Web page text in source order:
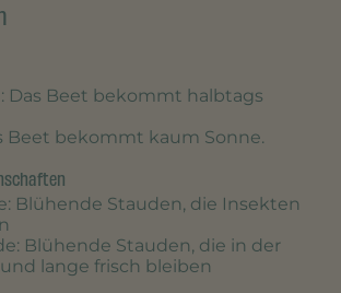
: Das Beet bekommt halbtags
Beet bekommt kaum Sonne.
: Blühende Stauden, die Insekten
: Blühende Stauden, die in der
lange frisch bleiben